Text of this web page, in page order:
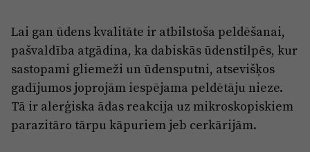
Lai gan ūdens kvalitāte ir atbilstoša peldēšanai,
pašvaldība atgādina, ka dabiskās ūdenstilpēs, kur
sastopami gliemeži un ūdensputni, atsevišķos
gadījumos joprojām iespējama peldētāju nieze.
Tā ir alerģiska ādas reakcija uz mikroskopiskiem
parazitāro tārpu kāpuriem jeb cerkārijām.